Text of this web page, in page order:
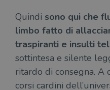
Quindi sono qui che
limbo fatto di
traspiranti e insulti
sottintesa e silente
ritardo di consegna. A
corsi cardini